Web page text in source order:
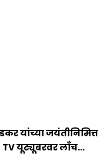
यांच्या जयंतीनिमित्त
TV यूट्यूबरवर लाँच…